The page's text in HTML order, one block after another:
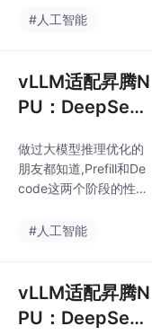
以学习一些经验教训，
就可以开始执行编译：
似简单,实则暗藏许多细
节。本文通过真实案例,
深入剖析了从网络代理
节。Docker守护进程代
理配置容易漏lib和lib64
路径差异编译脚本会覆
以学习一些经验教训，
#人工智能
vLLM适配昇腾N
PU：DeepSeek
完整流程
做过大模型推理优化的
朋友都知道,Prefill和De
code这两个阶段的性质
像是读完整本书做笔记
状态,同时生成KV Cach
e。这个过程计算量大,
吃算力。Decode阶段
#人工智能
vLLM适配昇腾N
PU：DeepSeek